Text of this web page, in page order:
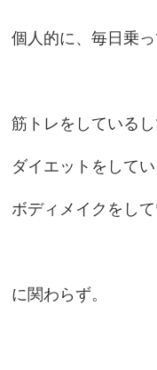
個人的に、毎日乗っ
筋トレをしているし
ダイエットをしてい
ボディメイクをして
に関わらず。